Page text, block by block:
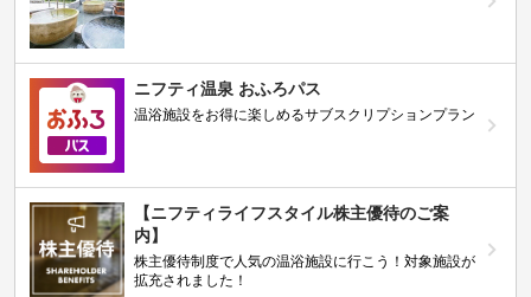
ニフティ温泉 おふろパス
温浴施設をお得に楽しめるサブスクリプションプラン
【ニフティライフスタイル株主優待のご案
内】
株主優待制度で人気の温浴施設に行こう！対象施設が
拡充されました！